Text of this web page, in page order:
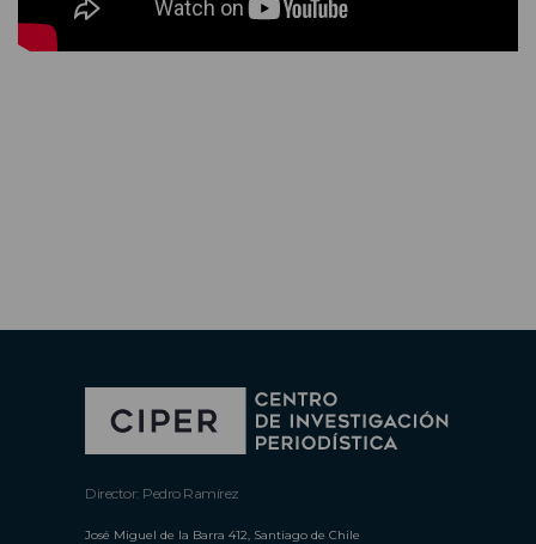
Director: Pedro Ramírez
José Miguel de la Barra 412, Santiago de Chile